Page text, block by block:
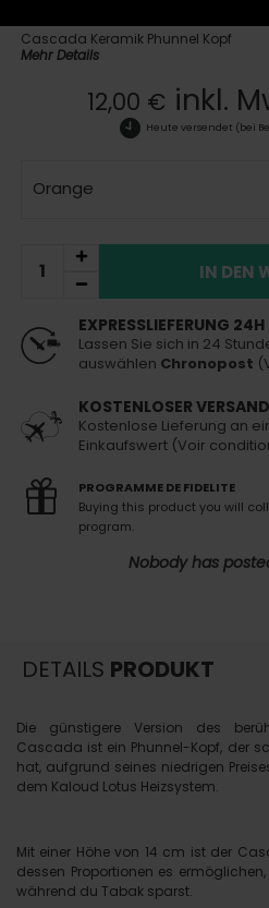
Cascada Keramik Phunnel Kopf
Mehr Details
12,00 € inkl.
Heute versendet (bei
Orange
IN DEN
EXPRESSLIEFERUNG 24H
Lassen Sie sich in 24
auswählen Chronopost
KOSTENLOSER VERSAND
Kostenlose Lieferung an
Einkaufswert (Voir
PROGRAMME DE FIDELITE
Buying this product you will
program.
Nobody has
DETAILS PRODUKT
Die günstigere Version des
Cascada ist ein Phunnel-Kopf, der
hat, aufgrund seines niedrigen
dem Kaloud Lotus Heizsystem.
Mit einer Höhe von 14 cm ist der
dessen Proportionen es
während du Tabak sparst.